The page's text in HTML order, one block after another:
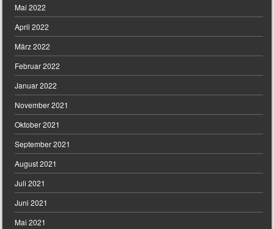
Mai 2022
April 2022
März 2022
Februar 2022
Januar 2022
November 2021
Oktober 2021
September 2021
August 2021
Juli 2021
Juni 2021
Mai 2021